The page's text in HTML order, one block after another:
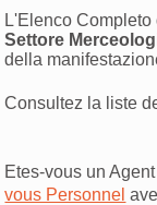
L'Elenco Completo
Settore
della
Consultez la liste
Etes-vous un
vous Personnel